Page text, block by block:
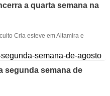
a quarta semana na
Cria esteve em Altamira e
segunda semana de